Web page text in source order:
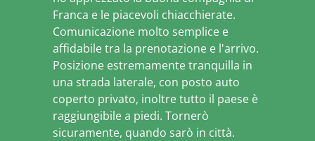
Franca e le piacevoli chiacchierate.
Comunicazione molto semplice e
affidabile tra la prenotazione e l'arrivo.
Posizione estremamente tranquilla in
una strada laterale, con posto auto
coperto privato, inoltre tutto il paese è
raggiungibile a piedi. Tornerò
sicuramente, quando sarò in città.